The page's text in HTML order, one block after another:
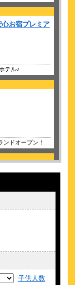
お宿プレミア
テル♪
ドオープン！
ヘッドがあるホ
町中央〉
子供人数